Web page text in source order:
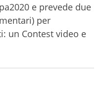
e prevede due
per
un Contest video e